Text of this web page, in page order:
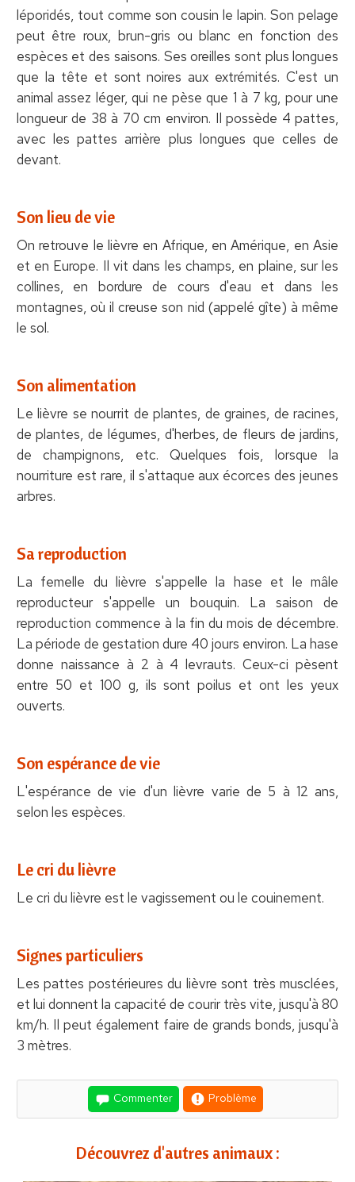
léporidés, tout comme son cousin le lapin. Son pelage
peut être roux, brun-gris ou blanc en fonction des
espèces et des saisons. Ses oreilles sont plus longues
que la tête et sont noires aux extrémités. C'est un
animal assez léger, qui ne pèse que 1 à 7 kg, pour une
longueur de 38 à 70 cm environ. Il possède 4 pattes,
avec les pattes arrière plus longues que celles de
devant.
Son lieu de vie
On retrouve le lièvre en Afrique, en Amérique, en Asie
et en Europe. Il vit dans les champs, en plaine, sur les
collines, en bordure de cours d'eau et dans les
montagnes, où il creuse son nid (appelé gîte) à même
le sol.
Son alimentation
Le lièvre se nourrit de plantes, de graines, de racines,
de plantes, de légumes, d'herbes, de fleurs de jardins,
de champignons, etc. Quelques fois, lorsque la
nourriture est rare, il s'attaque aux écorces des jeunes
arbres.
Sa reproduction
La femelle du lièvre s'appelle la hase et le mâle
reproducteur s'appelle un bouquin. La saison de
reproduction commence à la fin du mois de décembre.
La période de gestation dure 40 jours environ. La hase
donne naissance à 2 à 4 levrauts. Ceux-ci pèsent
entre 50 et 100 g, ils sont poilus et ont les yeux
ouverts.
Son espérance de vie
L'espérance de vie d'un lièvre varie de 5 à 12 ans,
selon les espèces.
Le cri du lièvre
Le cri du lièvre est le vagissement ou le couinement.
Signes particuliers
Les pattes postérieures du lièvre sont très musclées,
et lui donnent la capacité de courir très vite, jusqu'à 80
km/h. Il peut également faire de grands bonds, jusqu'à
3 mètres.
Commenter Problème
Découvrez d'autres animaux :